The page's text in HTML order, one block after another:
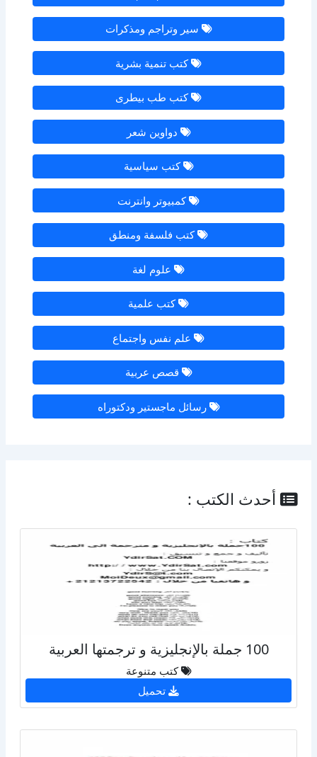
سير وتراجم ومذكرات
كتب تنمية بشرية
كتب طب بيطرى
دواوين شعر
كتب سياسية
كمبيوتر وانترنت
كتب فلسفة ومنطق
علوم لغة
كتب علمية
علم نفس واجتماع
قصص عربية
رسائل ماجستير ودكتوراه
أحدث الكتب :
100 جملة بالإنجليزية و ترجمتها العربية
كتب متنوعة
تحميل